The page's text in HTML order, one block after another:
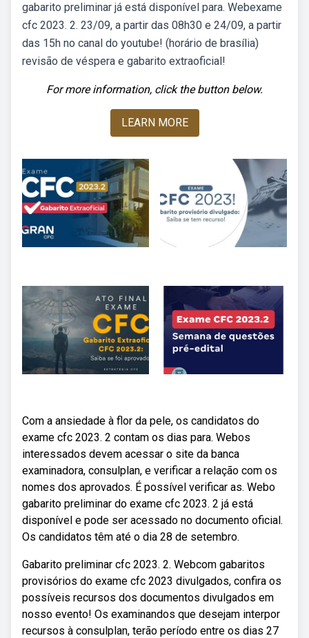
gabarito preliminar já está disponível para. Webexame
cfc 2023. 2. 23/09, a partir das 08h30 e 24/09, a partir
das 15h no canal do youtube! (horário de brasília)
revisão de véspera e gabarito extraoficial!
For more information, click the button below.
LEARN MORE
Com a ansiedade à flor da pele, os candidatos do
exame cfc 2023. 2 contam os dias para. Webos
interessados devem acessar o site da banca
examinadora, consulplan, e verificar a relação com os
nomes dos aprovados. É possível verificar as. Webo
gabarito preliminar do exame cfc 2023. 2 já está
disponível e pode ser acessado no documento oficial.
Os candidatos têm até o dia 28 de setembro.
Gabarito preliminar cfc 2023. 2. Webcom gabaritos
provisórios do exame cfc 2023 divulgados, confira os
possíveis recursos dos documentos divulgados em
nosso evento! Os examinandos que desejam interpor
recursos à consulplan, terão período entre os dias 27